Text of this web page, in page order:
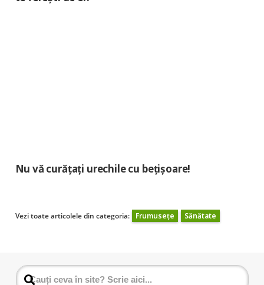
Nu vă curățați urechile cu bețișoare!
Vezi toate articolele din categoria: Frumusețe Sănătate